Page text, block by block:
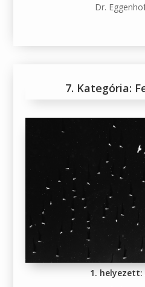
Dr.
7. Kategória:
1. helyezett: